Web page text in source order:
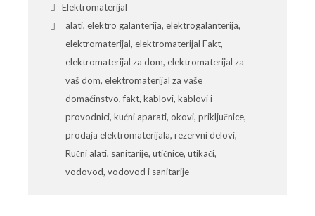
Elektromaterijal
alati, elektro galanterija, elektrogalanterija,
elektromaterijal, elektromaterijal Fakt,
elektromaterijal za dom, elektromaterijal za
vaš dom, elektromaterijal za vaše
domaćinstvo,fakt, kablovi, kablovi i
provodnici, kućni aparati, okovi, priključnice,
prodaja elektromaterijala, rezervni delovi,
Ručni alati, sanitarije, utičnice, utikači,
vodovod, vodovod i sanitarije